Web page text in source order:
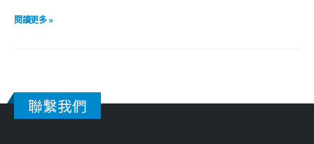
閱讀更多 »
聯繫我們